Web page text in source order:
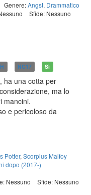
Genere:Angst, Drammatico
Sfide: Nessuno
NC17 Sì
ha una cotta per
ma lo
mancini.
e pericoloso da
Potter, Scorpius Malfoy
dopo (2017-)
Nessuno
Sfide: Nessuno